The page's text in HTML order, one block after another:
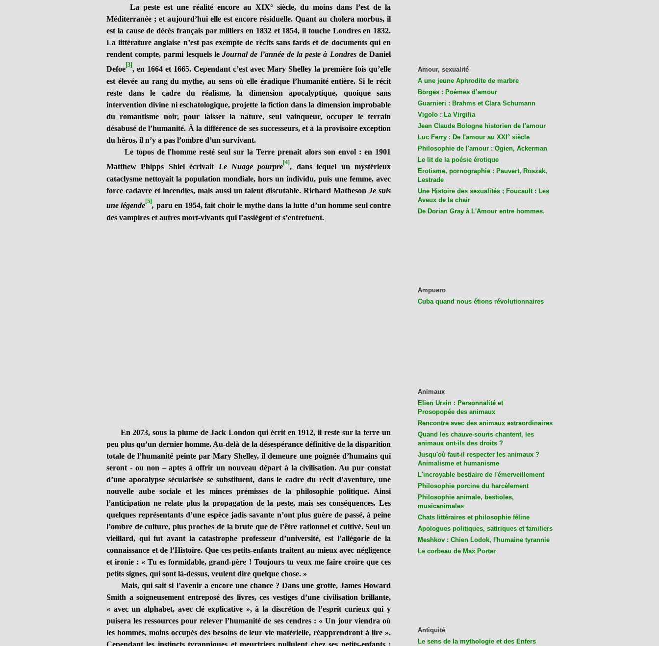
La peste est une réalité encore au XIX° siècle, du moins dans l’est de la
Méditerranée ; et aujourd’hui elle est encore résiduelle. Quant au cholera morbus, il
est la cause de décès français par milliers en 1832 et 1854, il touche Londres en 1832.
La littérature anglaise n’est pas exempte de récits sans fards et de documents qui en
rendent compte, parmi lesquels leJournal de l’année de la peste à Londresde Daniel
Defoe[3], en 1664 et 1665. Cependant c’est avec Mary Shelley la première fois qu’elle
est élevée au rang du mythe, au sens où elle éradique l’humanité entière. Si le récit
reste dans le cadre du réalisme, la dimension apocalyptique, quoique sans
intervention divine ni eschatologique, projette la fiction dans la dimension improbable
du romantisme noir, pour laisser la nature, seul vainqueur, occuper le terrain
désabusé de l’humanité. À la différence de ses successeurs, et à la provisoire exception
du héros, il n’y a pas l’ombre d’un survivant.
Le topos de l'homme resté seul sur la Terre prenait alors son envol : en 1901
Matthew Phipps Shiel écrivait Le Nuage pourpre[4], dans lequel un mystérieux
cataclysme nettoyait la population mondiale, hors un individu, puis une femme, avec
force cadavre et incendies, mais aussi un talent discutable. Richard MathesonJe suis
une légende[5], paru en 1954, fait choir le mythe dans la lutte d’un homme seul contre
des vampires et autres mort-vivants qui l’assiègent et s’entretuent.
En 2073, sous la plume de Jack London qui écrit en 1912, il reste sur la terre un
peu plus qu’un dernier homme. Au-delà de la désespérance définitive de la disparition
totale de l’humanité peinte par Mary Shelley, il demeure une poignée d’humains qui
seront - ou non – aptes à offrir un nouveau départ à la civilisation. Au pur constat
d’une apocalypse sécularisée se substituent, dans le cadre du récit d’aventure, une
nouvelle aube sociale et les minces prémisses de la philosophie politique. Ainsi
l’anticipation ne relate plus la propagation de la peste, mais ses conséquences. Les
quelques représentants d’une espèce jadis savante n’ont plus guère de passé, à peine
l’ombre de culture, plus proches de la brute que de l’être rationnel et cultivé. Seul un
vieillard, qui fut avant la catastrophe professeur d’université, est l’allégorie de la
connaissance et de l’Histoire. Que ces petits-enfants traitent au mieux avec négligence
et ironie : « Tu es formidable, grand-père ! Toujours tu veux me faire croire que ces
petits signes, qui sont là-dessus, veulent dire quelque chose. »
Mais, qui sait si l’avenir a encore une chance ? Dans une grotte, James Howard
Smith a soigneusement entreposé des livres, ces vestiges d’une civilisation brillante,
« avec un alphabet, avec clé explicative », à la discrétion de l’esprit curieux qui y
puisera les ressources pour relever l’humanité de ses cendres : « Un jour viendra où
les hommes, moins occupés des besoins de leur vie matérielle, réapprendront à lire ».
Cependant les instincts tyranniques et meurtriers pullulent chez ses petits-enfants :
Amour, sexualité
A une jeune Aphrodite de marbre
Borges : Poèmes d’amour
Guarnieri : Brahms et Clara Schumann
Vigolo : La Virgilia
Jean Claude Bologne historien de l'amour
Luc Ferry : De l'amour au XXI° siècle
Philosophie de l'amour : Ogien, Ackerman
Le lit de la poésie érotique
Erotisme, pornographie : Pauvert, Roszak,
Lestrade
Une Histoire des sexualités ; Foucault : Les
Aveux de la chair
De Dorian Gray à L'Amour entre hommes.
Ampuero
Cuba quand nous étions révolutionnaires
Animaux
Elien Ursin : Personnalité et
Prosopopée des animaux
Rencontre avec des animaux extraordinaires
Quand les chauve-souris chantent, les
animaux ont-ils des droits ?
Jusqu'où faut-il respecter les animaux ?
Animalisme et humanisme
L'incroyable bestiaire de l'émerveillement
Philosophie porcine du harcèlement
Philosophie animale, bestioles,
musicanimales
Chats littéraires et philosophie féline
Apologues politiques, satiriques et familiers
Meshkov : Chien Lodok, l'humaine tyrannie
Le corbeau de Max Porter
Antiquité
Le sens de la mythologie et des Enfers